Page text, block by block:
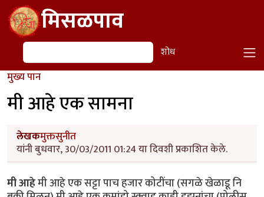
Skip to main contentमिसळपाव
शोध शोध
मुख्य पान
मी आहे एक सामना
लेखकमुक्तसुनीत
यांनी बुधवार, 30/03/2011 01:24 या दिवशी प्रकाशित केले.
मी आहेमी आहे एक सट्टा पाच हजार कोटींचा (सगळे खेळाडू नि